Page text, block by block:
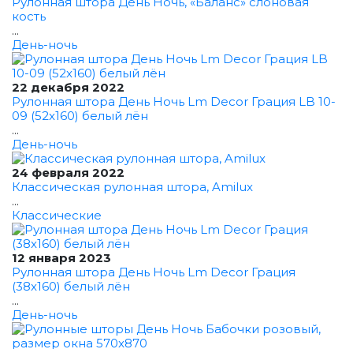
кость
...
День-ночь
22 декабря 2022
Рулонная штора День Ночь Lm Decor Грация LB 10-
09 (52x160) белый лён
...
День-ночь
24 февраля 2022
Классическая рулонная штора, Amilux
...
Классические
12 января 2023
Рулонная штора День Ночь Lm Decor Грация
(38x160) белый лён
...
День-ночь